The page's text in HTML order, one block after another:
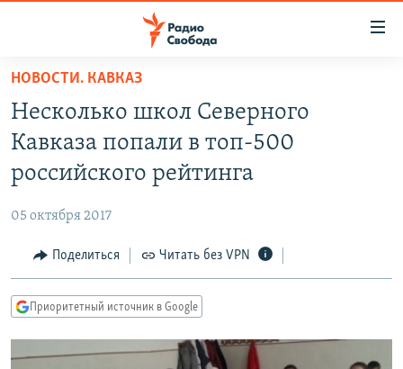
упрощенного
доступа
Вернуться
основному
Вернутся
Вернутся
поиску
АВТОРСКИЕ ПРОЕКТЫ
МНЕНИЯ
КУЛЬТУРА
КАВКАЗ.РЕАЛИИ
СЕВЕР.РЕАЛИИ
НОВОСТИ. КАВКАЗ
Несколько школ Северного
Кавказа попали в топ-500
российского рейтинга
05 октября 2017
Поделиться Читать без VPN
Приоритетный источник в Google